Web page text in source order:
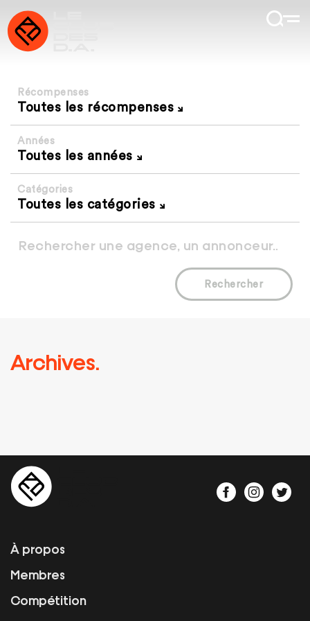
Récompenses
Toutes les récompenses
Années
Toutes les années
Catégories
Toutes les catégories
Rechercher
Archives.
À propos
Membres
Compétition